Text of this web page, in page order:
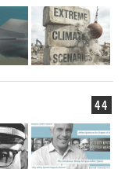
44